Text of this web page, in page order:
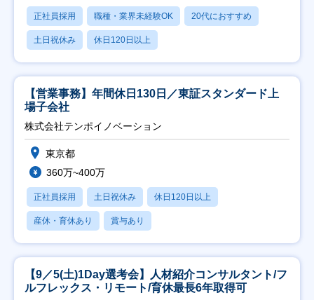
正社員採用 職種・業界未経験OK 20代におすすめ
土日祝休み 休日120日以上
【営業事務】年間休日130日／東証スタンダード上
場子会社
株式会社テンポイノベーション
東京都
360万~400万
正社員採用 土日祝休み 休日120日以上
産休・育休あり 賞与あり
【9／5(土)1Day選考会】人材紹介コンサルタント/フ
ルフレックス・リモート/育休最長6年取得可